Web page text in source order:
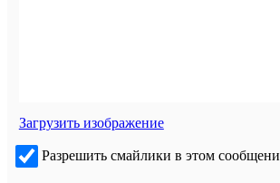
Загрузить изображение
Разрешить смайлики в этом